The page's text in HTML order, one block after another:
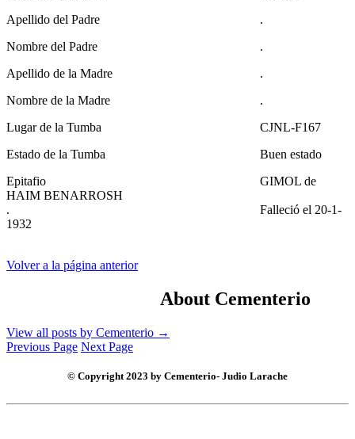
Apellido del Padre
.
Nombre del Padre
.
Apellido de la Madre
.
Nombre de la Madre
.
Lugar de la Tumba
CJNL-F167
Estado de la Tumba
Buen estado
Epitafio
GIMOL de
HAIM BENARROSH
.
Falleció el 20-1-
1932
Volver a la página anterior
About Cementerio
View all posts by Cementerio →
Previous Page Next Page
© Copyright 2023 by Cementerio- Judio Larache